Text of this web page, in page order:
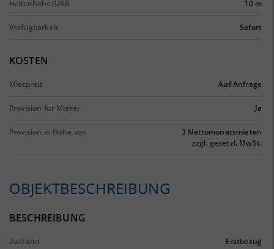
Hallenhöhe/UKB 10 m
Verfügbarkeit Sofort
KOSTEN
Mietpreis Auf Anfrage
Provision für Mieter Ja
Provision in Höhe von
3 Nettomonatsmieten
zzgl. gesetzl. MwSt.
OBJEKTBESCHREIBUNG
BESCHREIBUNG
Zustand Erstbezug